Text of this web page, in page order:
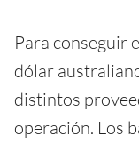
Para conseguir
dólar
distintos
operación. Los